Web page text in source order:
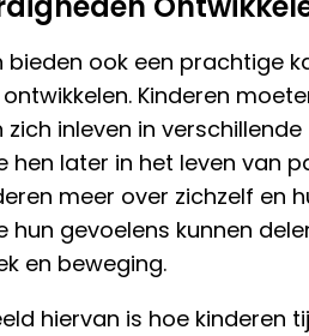
bieden ook een prachtige
Kinderen
inleven in verschillende
hen later in het leven van
meer over zichzelf en
hun gevoelens kunnen
en beweging.
hiervan is hoe kinderen